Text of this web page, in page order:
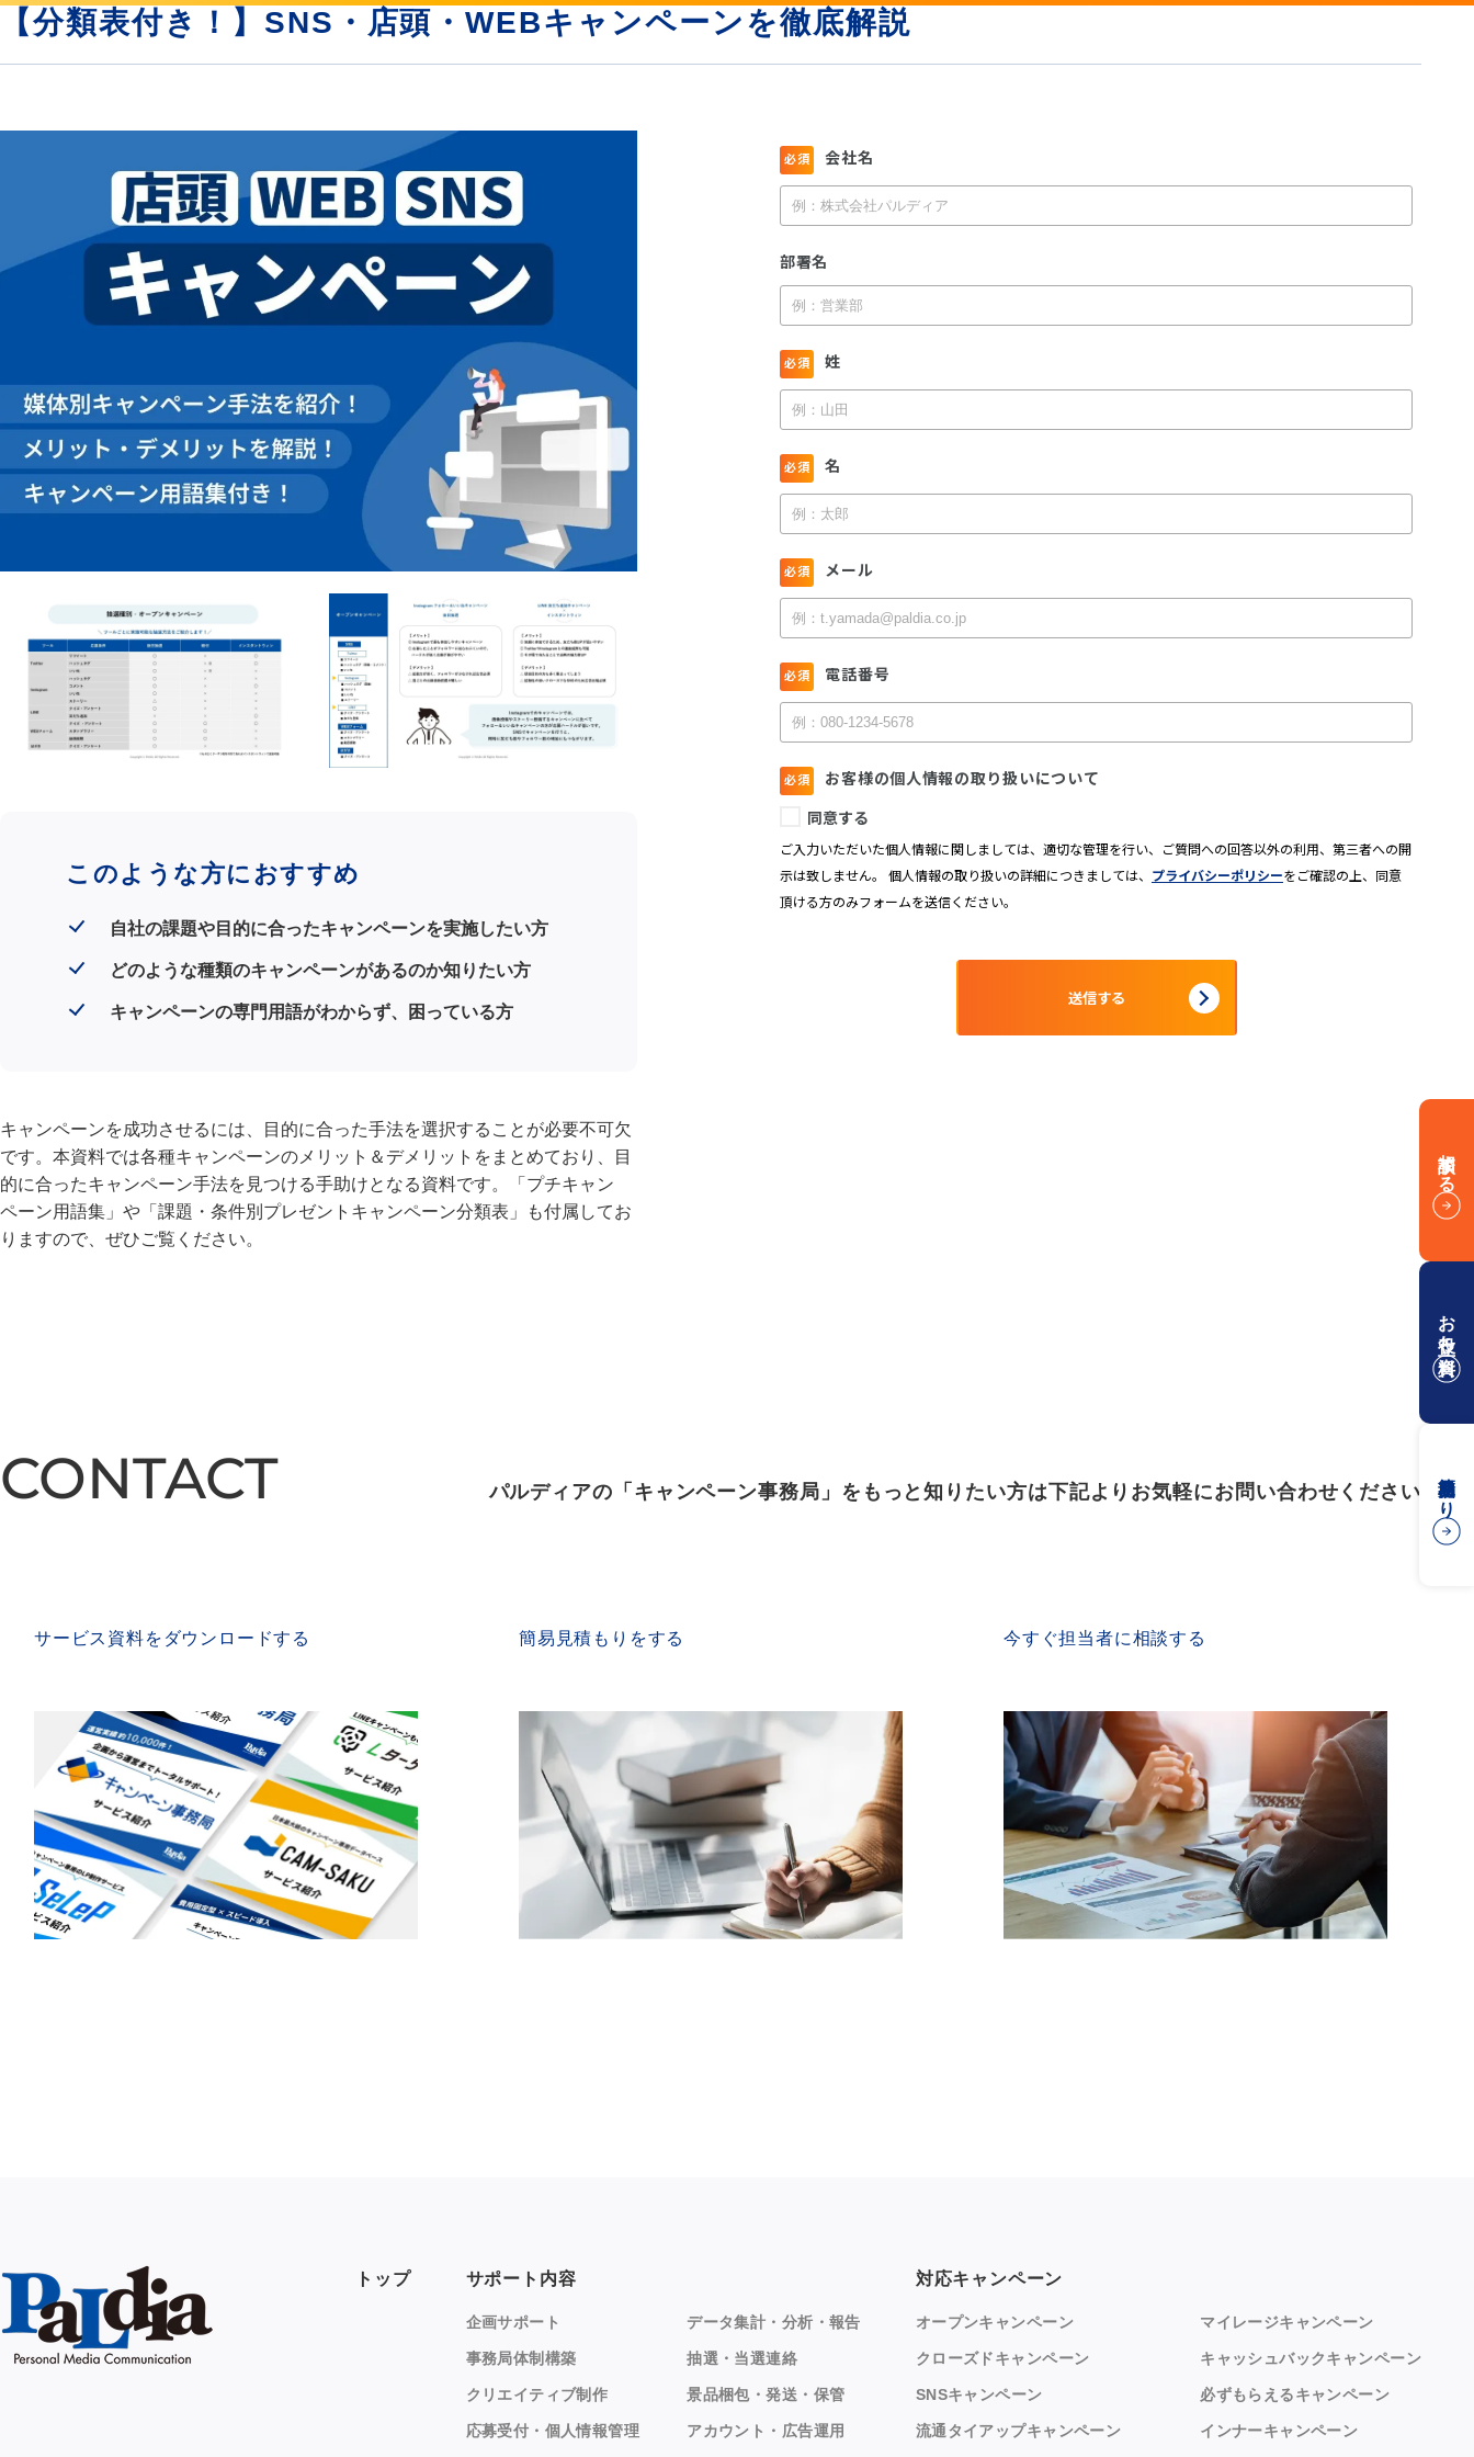
【分類表付き！】SNS・店頭・WEBキャンペーンを徹底解説
このような方におすすめ
自社の課題や目的に合ったキャンペーンを実施したい方
どのような種類のキャンペーンがあるのか知りたい方
キャンペーンの専門用語がわからず、困っている方
キャンペーンを成功させるには、目的に合った手法を選択することが必要不可欠
です。本資料では各種キャンペーンのメリット＆デメリットをまとめており、目
的に合ったキャンペーン手法を見つける手助けとなる資料です。「プチキャン
ペーン用語集」や「課題・条件別プレゼントキャンペーン分類表」も付属してお
りますので、ぜひご覧ください。
CONTACT
CONTACT パルディアの「キャンペーン事務局」をもっと知りたい方は下記よりお気軽にお問い合わせください
サービス資料をダウンロードする 簡易見積もりをする 今すぐ担当者に相談する
トップ サポート内容
企画サポート
事務局体制構築
クリエイティブ制作
応募受付・個人情報管理
データ集計・分析・報告
抽選・当選連絡
景品梱包・発送・保管
アカウント・広告運用
対応キャンペーン
オープンキャンペーン
クローズドキャンペーン
SNSキャンペーン
流通タイアップキャンペーン
マイレージキャンペーン
キャッシュバックキャンペーン
必ずもらえるキャンペーン
インナーキャンペーン
相談する
お役立ち資料
簡易見積もり